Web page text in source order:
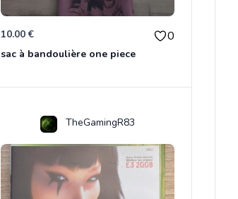
10.00 € 0
sac à bandoulière one piece
TheGamingR83